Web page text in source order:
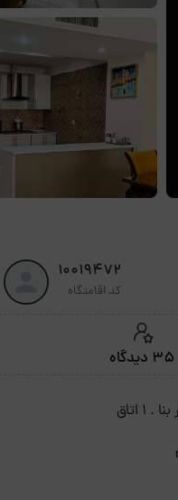
10019472
کد اقامتگاه
35 دیدگاه